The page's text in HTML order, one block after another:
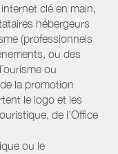
clé en main,
hébergeurs
(professionnels
ou des
ou
la promotion
le logo et les
de l’Office
ou le